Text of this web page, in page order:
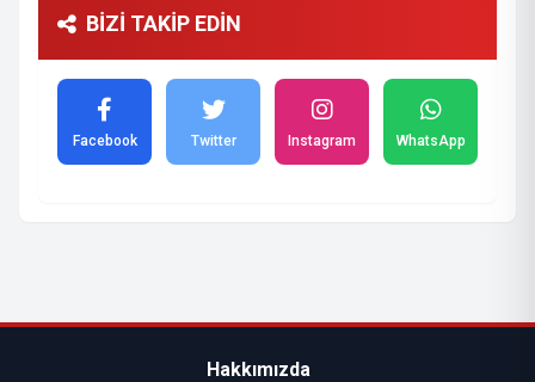
BİZİ TAKİP EDİN
Facebook Twitter Instagram WhatsApp
Hakkımızda